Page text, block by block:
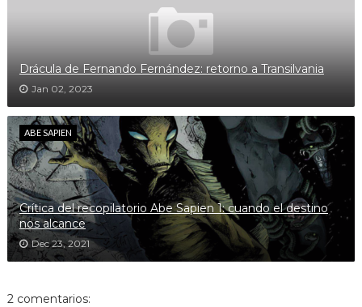
Drácula de Fernando Fernández: retorno a Transilvania
Jan 02, 2023
ABE SAPIEN
Crítica del recopilatorio Abe Sapien 1: cuando el destino
nos alcance
Dec 23, 2021
2 comentarios: